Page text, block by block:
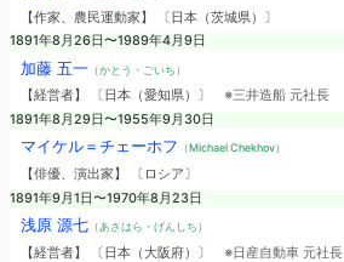
【作家、農民運動家】 〔日本（茨城県）〕
1891年8月26日〜1989年4月9日
加藤 五一（かとう・ごいち）
【経営者】 〔日本（愛知県）〕 ※三井造船 元社長
1891年8月29日〜1955年9月30日
マイケル＝チェーホフ （Michael Chekhov）
【俳優、演出家】 〔ロシア〕
1891年9月1日〜1970年8月23日
浅原 源七（あさはら・げんしち）
【経営者】 〔日本（大阪府）〕 ※日産自動車 元社長